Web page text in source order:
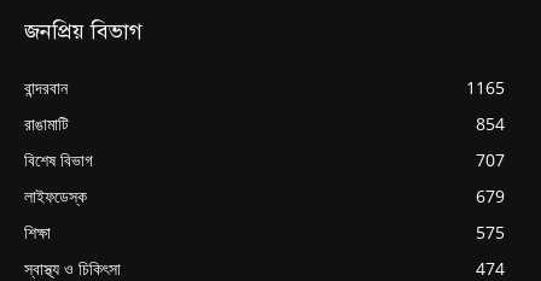
জনপ্রিয় বিভাগ
বান্দরবান
1165
রাঙামাটি
854
বিশেষ বিভাগ
707
লাইফডেস্ক
679
শিক্ষা
575
স্বাস্থ্য ও চিকিৎসা
474